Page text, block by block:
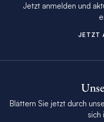
Jetzt anmelden und
JETZT
Blättern Sie jetzt durch
sich